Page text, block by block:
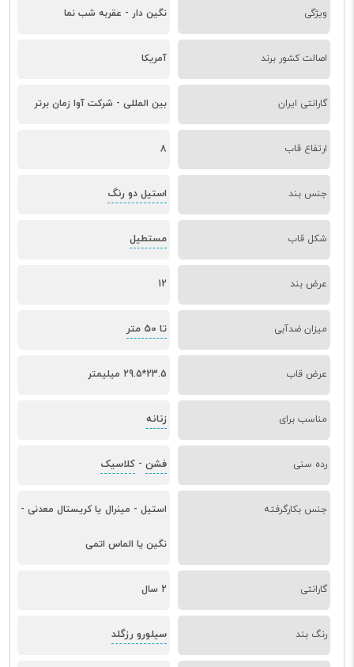
ویژگی نگین دار - عقربه شب نما
اصالت کشور برند آمریکا
گارانتی ایران بین المللی - شرکت آوا زمان برتر
ارتفاع قاب 8
جنس بند استیل دو رنگ
شکل قاب مستطیل
عرض بند 12
میزان ضدآبی تا 50 متر
عرض قاب 23.5*29.5 میلیمتر
مناسب برای زنانه
رده سنی فشن - کلاسیک
جنس بکارگرفته استیل - مینرال یا کریستال معدنی -
نگین یا الماس اتمی
گارانتی 2 سال
رنگ بند سیلورو رزگلد